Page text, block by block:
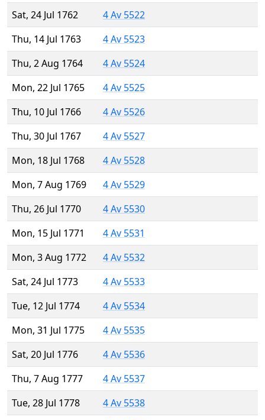
Sat, 24 Jul 1762
4 Av 5522
Thu, 14 Jul 1763
4 Av 5523
Thu, 2 Aug 1764
4 Av 5524
Mon, 22 Jul 1765
4 Av 5525
Thu, 10 Jul 1766
4 Av 5526
Thu, 30 Jul 1767
4 Av 5527
Mon, 18 Jul 1768
4 Av 5528
Mon, 7 Aug 1769
4 Av 5529
Thu, 26 Jul 1770
4 Av 5530
Mon, 15 Jul 1771
4 Av 5531
Mon, 3 Aug 1772
4 Av 5532
Sat, 24 Jul 1773
4 Av 5533
Tue, 12 Jul 1774
4 Av 5534
Mon, 31 Jul 1775
4 Av 5535
Sat, 20 Jul 1776
4 Av 5536
Thu, 7 Aug 1777
4 Av 5537
Tue, 28 Jul 1778
4 Av 5538